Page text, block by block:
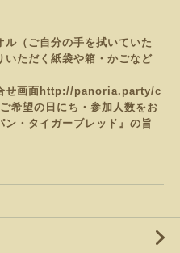
ル（ご自分の手を拭いていた
いただく紙袋や箱・かごなど
せ画面 http://panoria.party/c
ご希望の日にち・参加人数をお
ン・タイガーブレッド 』の旨